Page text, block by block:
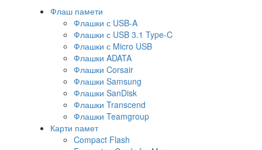
Флаш памети
Флашки с USB-A
Флашки с USB 3.1 Type-C
Флашки с Micro USB
Флашки ADATA
Флашки Corsair
Флашки Samsung
Флашки SanDisk
Флашки Transcend
Флашки Teamgroup
Карти памет
Compact Flash